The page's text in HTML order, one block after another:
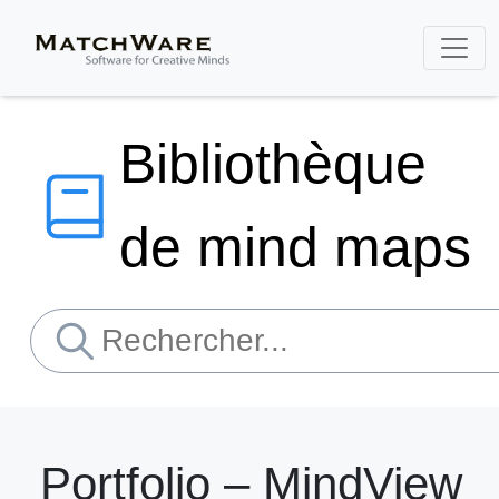
Bibliothèque
de mind maps
Portfolio – MindView